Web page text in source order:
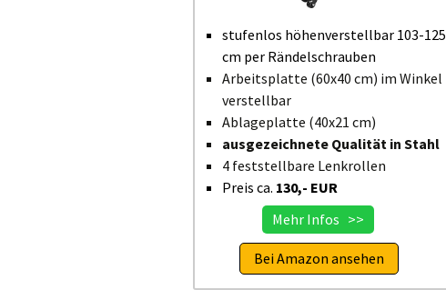
stufenlos höhenverstellbar 103-125
cm per Rändelschrauben
Arbeitsplatte (60x40 cm) im Winkel
verstellbar
Ablageplatte (40x21 cm)
ausgezeichnete Qualität in Stahl
4 feststellbare Lenkrollen
Preis ca. 130,- EUR
Mehr Infos >>
Bei Amazon ansehen